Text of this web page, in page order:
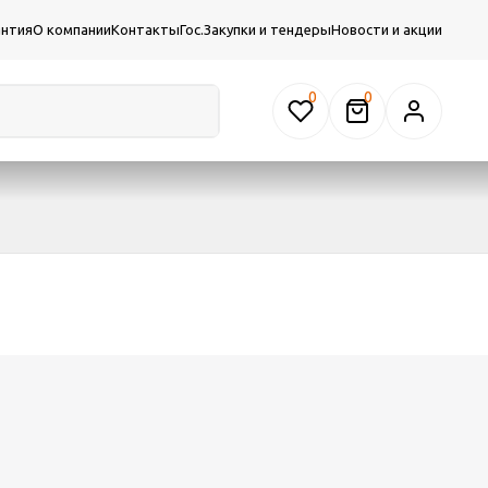
О компанииКонтактыГос.Закупки и тендерыНовости и акции
0